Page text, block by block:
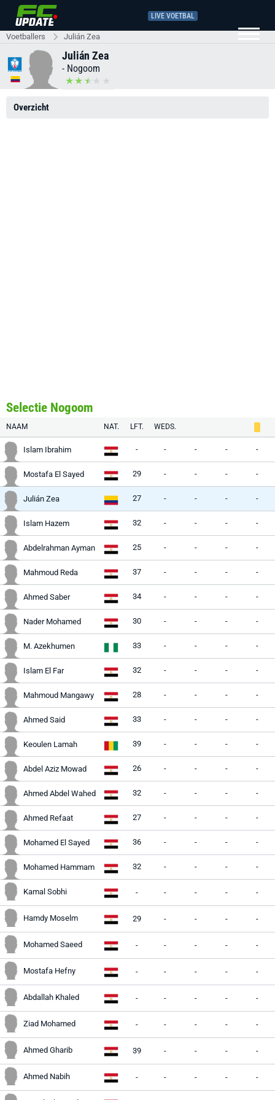
LIVE VOETBAL
Voetballers Julián Zea
Julián Zea
- Nogoom
Overzicht
Selectie Nogoom
NAAM NAT. LFT. WEDS.
Islam Ibrahim - - - - -
Mostafa El Sayed 29 - - - -
Julián Zea 27 - - - -
Islam Hazem 32 - - - -
Abdelrahman Ayman 25 - - - -
Mahmoud Reda 37 - - - -
Ahmed Saber 34 - - - -
Nader Mohamed 30 - - - -
M. Azekhumen 33 - - - -
Islam El Far 32 - - - -
Mahmoud Mangawy 28 - - - -
Ahmed Said 33 - - - -
Keoulen Lamah 39 - - - -
Abdel Aziz Mowad 26 - - - -
Ahmed Abdel Wahed 32 - - - -
Ahmed Refaat 27 - - - -
Mohamed El Sayed 36 - - - -
Mohamed Hammam 32 - - - -
Kamal Sobhi - - - - -
Hamdy Moselm 29 - - - -
Mohamed Saeed - - - - -
Mostafa Hefny - - - - -
Abdallah Khaled - - - - -
Ziad Mohamed - - - - -
Ahmed Gharib 39 - - - -
Ahmed Nabih - - - - -